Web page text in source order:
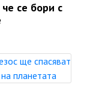
се бори с